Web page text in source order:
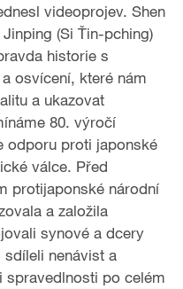
videoprojev. Shen
(Si Ťin-pching)
historie s
osvícení, které nám
a ukazovat
80. výročí
odporu proti japonské
válce. Před
protijaponské národní
a založila
synové a dcery
nenávist a
spravedlnosti po celém